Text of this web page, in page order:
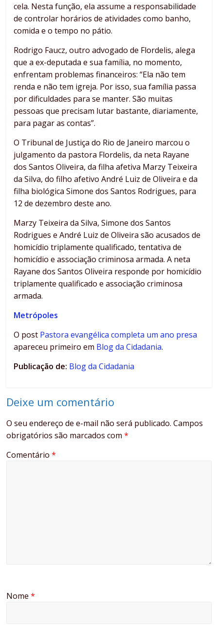
cela. Nesta função, ela assume a responsabilidade
de controlar horários de atividades como banho,
comida e o tempo no pátio.
Rodrigo Faucz, outro advogado de Flordelis, alega
que a ex-deputada e sua família, no momento,
enfrentam problemas financeiros: “Ela não tem
renda e não tem igreja. Por isso, sua família passa
por dificuldades para se manter. São muitas
pessoas que precisam lutar bastante, diariamente,
para pagar as contas”.
O Tribunal de Justiça do Rio de Janeiro marcou o
julgamento da pastora Flordelis, da neta Rayane
dos Santos Oliveira, da filha afetiva Marzy Teixeira
da Silva, do filho afetivo André Luiz de Oliveira e da
filha biológica Simone dos Santos Rodrigues, para
12 de dezembro deste ano.
Marzy Teixeira da Silva, Simone dos Santos
Rodrigues e André Luiz de Oliveira são acusados de
homicídio triplamente qualificado, tentativa de
homicídio e associação criminosa armada. A neta
Rayane dos Santos Oliveira responde por homicídio
triplamente qualificado e associação criminosa
armada.
Metrópoles
O post Pastora evangélica completa um ano presa
apareceu primeiro em Blog da Cidadania.
Publicação de: Blog da Cidadania
Deixe um comentário
O seu endereço de e-mail não será publicado. Campos
obrigatórios são marcados com*
Comentário*
Nome*